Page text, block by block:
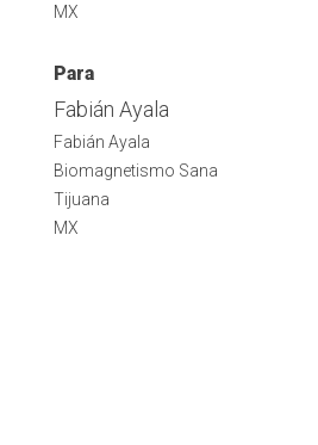
MX
Para
Fabián Ayala
Fabián Ayala
Biomagnetismo Sana
Tijuana
MX